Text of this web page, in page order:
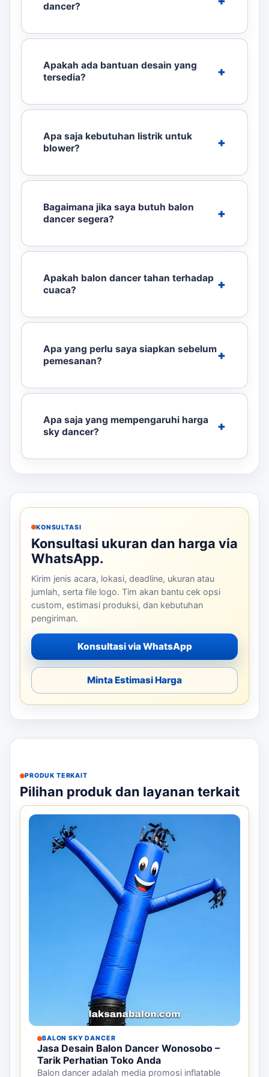
dancer?
Apakah ada bantuan desain yang
tersedia?
Apa saja kebutuhan listrik untuk
blower?
Bagaimana jika saya butuh balon
dancer segera?
Apakah balon dancer tahan terhadap
cuaca?
Apa yang perlu saya siapkan sebelum
pemesanan?
Apa saja yang mempengaruhi harga
sky dancer?
KONSULTASI
Konsultasi ukuran dan harga via
WhatsApp.
Kirim jenis acara, lokasi, deadline, ukuran atau
jumlah, serta file logo. Tim akan bantu cek opsi
custom, estimasi produksi, dan kebutuhan
pengiriman.
Konsultasi via WhatsApp
Minta Estimasi Harga
PRODUK TERKAIT
Pilihan produk dan layanan terkait
BALON SKY DANCER
Jasa Desain Balon Dancer Wonosobo –
Tarik Perhatian Toko Anda
Balon dancer adalah media promosi inflatable